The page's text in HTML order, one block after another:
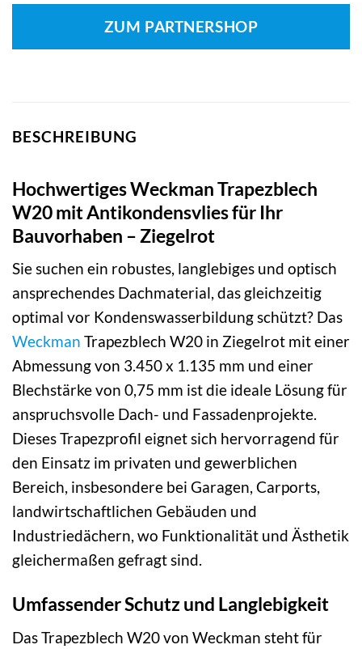
ZUM PARTNERSHOP
BESCHREIBUNG
Hochwertiges Weckman Trapezblech
W20 mit Antikondensvlies für Ihr
Bauvorhaben – Ziegelrot
Sie suchen ein robustes, langlebiges und optisch
ansprechendes Dachmaterial, das gleichzeitig
optimal vor Kondenswasserbildung schützt? Das
Weckman Trapezblech W20 in Ziegelrot mit einer
Abmessung von 3.450 x 1.135 mm und einer
Blechstärke von 0,75 mm ist die ideale Lösung für
anspruchsvolle Dach- und Fassadenprojekte.
Dieses Trapezprofil eignet sich hervorragend für
den Einsatz im privaten und gewerblichen
Bereich, insbesondere bei Garagen, Carports,
landwirtschaftlichen Gebäuden und
Industriedächern, wo Funktionalität und Ästhetik
gleichermaßen gefragt sind.
Umfassender Schutz und Langlebigkeit
Das Trapezblech W20 von Weckman steht für